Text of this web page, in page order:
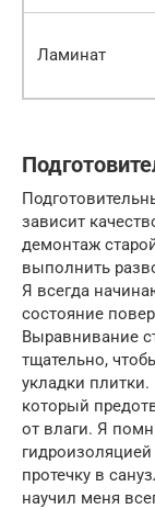
Ламинат
зависит
демонтаж
выполнить
Я всегда
состояние
Выравнивание
тщательно,
укладки
который
от влаги. Я
протечку в
научил меня